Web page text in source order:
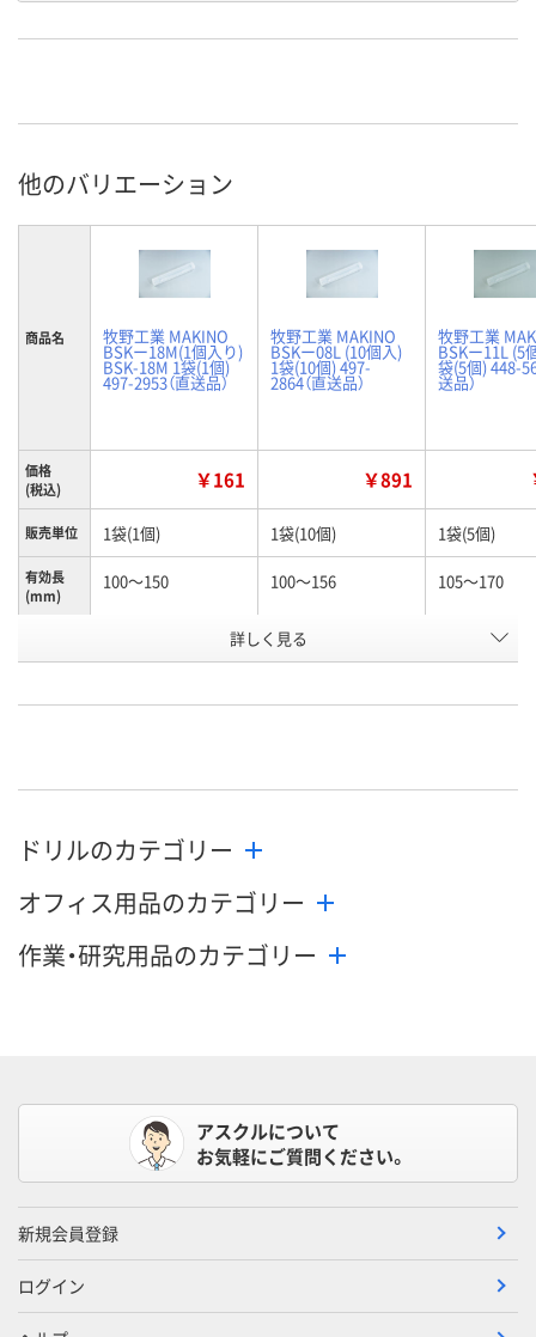
他のバリエーション
商品名 牧野工業 MAKINO
BSKー18M(1個入り)
BSK-18M 1袋(1個)
497-2953（直送品）
牧野工業 MAKINO
BSKー08L (10個入)
1袋(10個) 497-
2864（直送品）
牧野工業
BSKー11L (5
袋(5個) 448-
送品）
価格
(税込)
￥161 ￥891
販売単位 1袋(1個) 1袋(10個) 1袋(5個)
有効長
(mm)
100～150 100～156 105～170
N261156 K960603
カゴへ
詳しく見る
ドリルのカテゴリー
オフィス用品のカテゴリー
作業・研究用品のカテゴリー
アスクルについて
お気軽にご質問ください。
新規会員登録
ログイン